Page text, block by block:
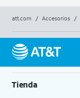
att.com / Accesorios /
Tienda